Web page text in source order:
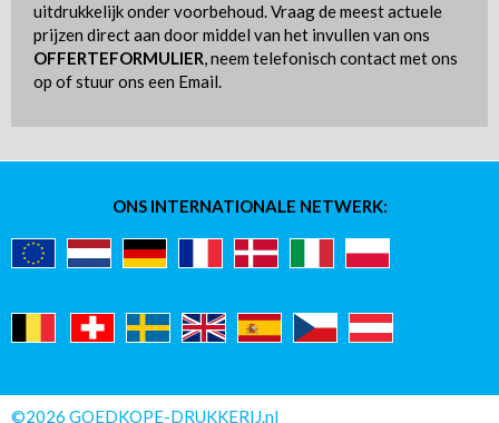
uitdrukkelijk onder voorbehoud. Vraag de meest actuele
prijzen direct aan door middel van het invullen van ons
OFFERTEFORMULIER, neem telefonisch contact met ons
op of stuur ons een Email.
ONS INTERNATIONALE NETWERK:
©2026 GOEDKOPE-DRUKKERIJ.nl